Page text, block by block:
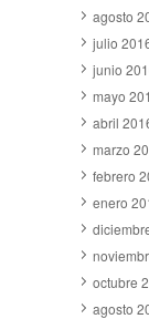
agosto
julio
junio
mayo
abril
marzo
febrero
enero
octubre
agosto